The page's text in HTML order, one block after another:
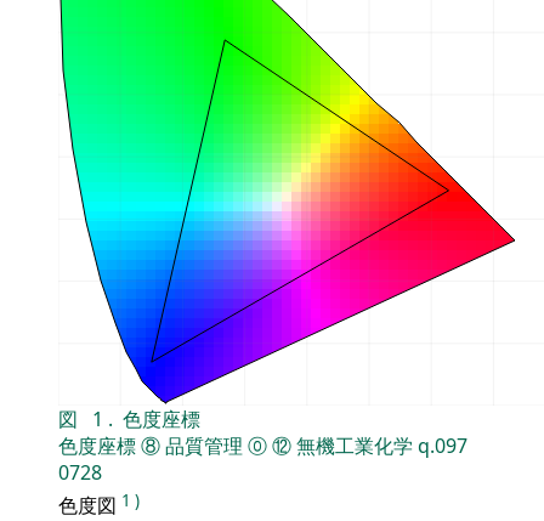
図 1 . 色度座標
色度座標⑧品質管理 ⓪⑫無機工業化学 q.097
0728
色度図 1 )